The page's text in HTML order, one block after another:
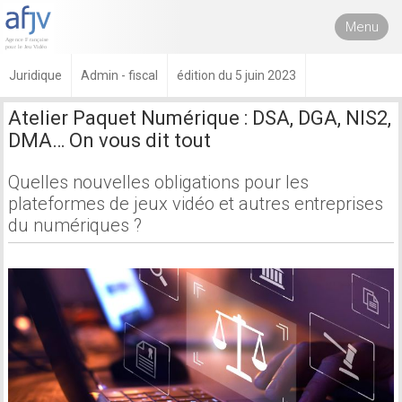
Menu
Juridique Admin - fiscal édition du 5 juin 2023
Atelier Paquet Numérique : DSA, DGA, NIS2,
DMA… On vous dit tout
Quelles nouvelles obligations pour les
plateformes de jeux vidéo et autres entreprises
du numériques ?